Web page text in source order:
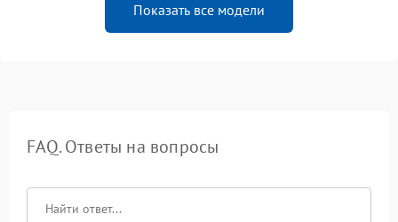
Показать все модели
FAQ. Ответы на вопросы